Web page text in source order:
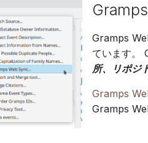
Gramps
ています。
所、リポジ
Gramps
Gramps